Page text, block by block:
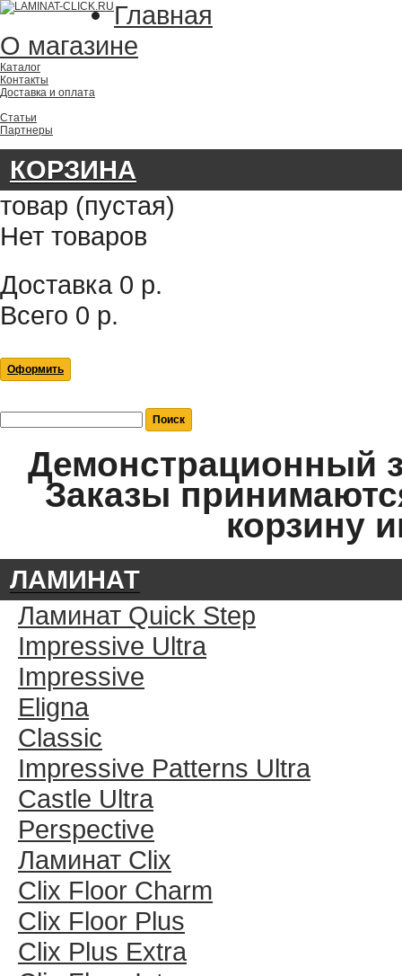
Главная
О магазине
Каталог
Контакты
Доставка и оплата
Статьи
Партнеры
КОРЗИНА
товар (пустая)
Нет товаров
Доставка 0 р.
Всего 0 р.
Оформить
Демонстрационный
Заказы
корзину
ЛАМИНАТ
Ламинат Quick Step
Impressive Ultra
Impressive
Eligna
Classic
Impressive Patterns Ultra
Castle Ultra
Perspective
Ламинат Clix
Clix Floor Charm
Clix Floor Plus
Clix Plus Extra